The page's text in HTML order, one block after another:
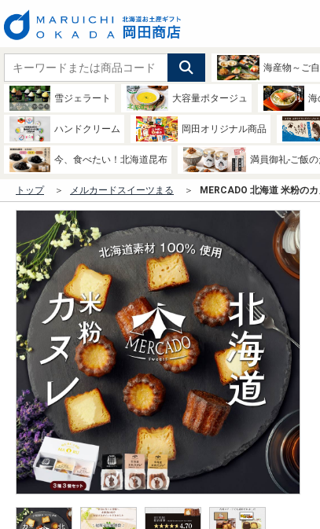
海産物～ご
雪ジェラート 大容量ポタージュ 海
ハンドクリーム 岡田オリジナル商品
今、食べたい！北海道昆布 満員御礼-ご飯
トップ メルカードスイーツまる MERCADO 北海道 米粉の